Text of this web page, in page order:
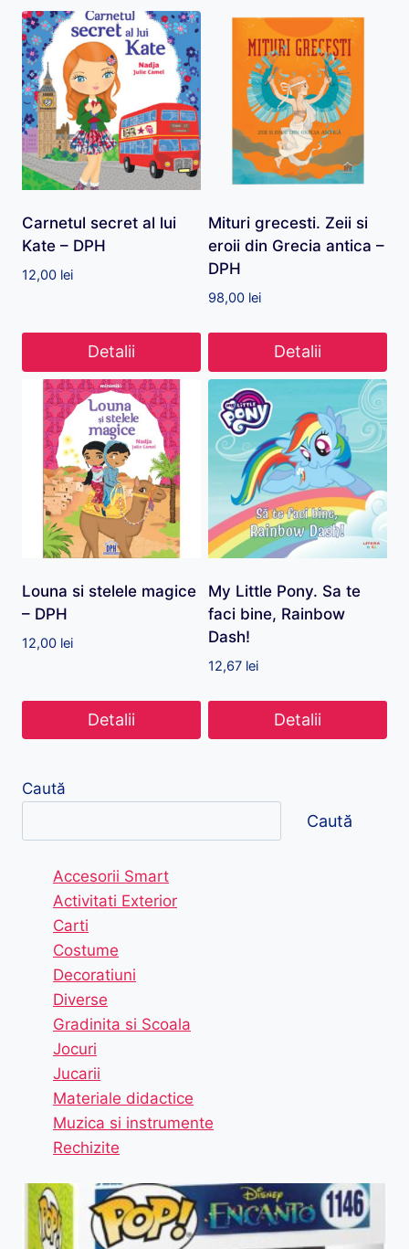
Carnetul secret al lui
Kate – DPH
12,00 lei
Detalii
Mituri grecesti. Zeii si
eroii din Grecia antica –
DPH
98,00 lei
Detalii
Louna si stelele magice
– DPH
12,00 lei
Detalii
My Little Pony. Sa te
faci bine, Rainbow
Dash!
12,67 lei
Detalii
Caută
Caută
Accesorii Smart
Activitati Exterior
Carti
Costume
Decoratiuni
Diverse
Gradinita si Scoala
Jocuri
Jucarii
Materiale didactice
Muzica si instrumente
Rechizite